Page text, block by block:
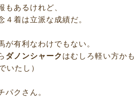
あるけれど、
着は立派な成績だ。
有利なわけでもない。
ダノンシャーク はむしろ軽い方か
いたし）
パクさん。